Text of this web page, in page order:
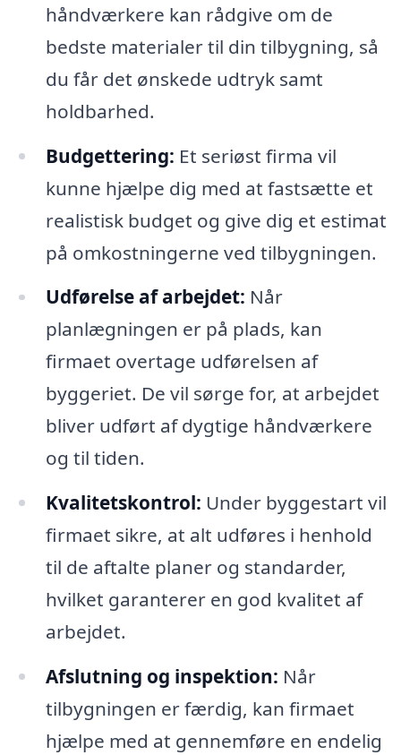
håndværkere kan rådgive om de
bedste materialer til din tilbygning, så
du får det ønskede udtryk samt
holdbarhed.
Budgettering: Et seriøst firma vil
kunne hjælpe dig med at fastsætte et
realistisk budget og give dig et estimat
på omkostningerne ved tilbygningen.
Udførelse af arbejdet: Når
planlægningen er på plads, kan
firmaet overtage udførelsen af
byggeriet. De vil sørge for, at arbejdet
bliver udført af dygtige håndværkere
og til tiden.
Kvalitetskontrol: Under byggestart vil
firmaet sikre, at alt udføres i henhold
til de aftalte planer og standarder,
hvilket garanterer en god kvalitet af
arbejdet.
Afslutning og inspektion: Når
tilbygningen er færdig, kan firmaet
hjælpe med at gennemføre en endelig